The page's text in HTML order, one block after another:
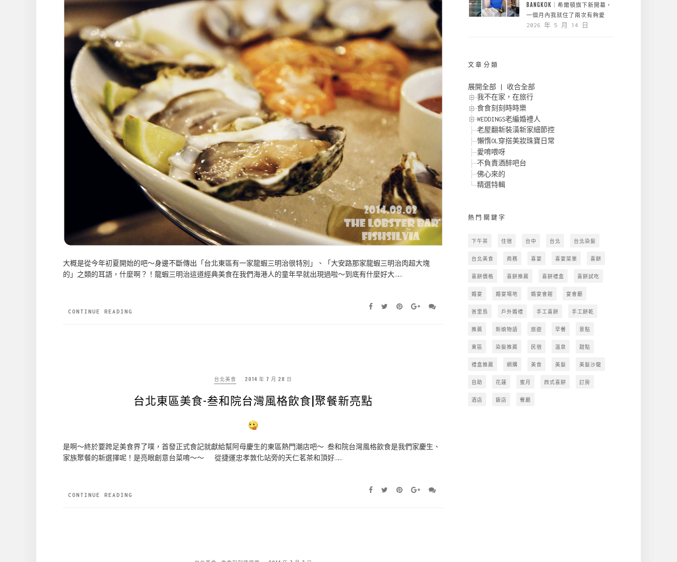
大概是從今年初夏開始的吧～身邊不斷傳出「台北東區有一家龍蝦三明治很特別」、「大安路那家龍蝦三明治肉超大塊
的」之類的耳語，什麼啊？！龍蝦三明治這道經典美食在我們海港人的童年早就出現過啦～到底有什麼好大……
CONTINUE READING
台北美食 2014 年 7 月 28 日
台北東區美食-叁和院台灣風格飲食|聚餐新亮點
是啊～終於要跨足美食界了噗，首發正式食記就獻給幫阿母慶生的東區熱門潮店吧～ 叁和院台灣風格飲食是我們家慶生、
家族聚餐的新選擇呢！是亮眼創意台菜唷～～ 從捷運忠孝敦化站旁的天仁茗茶和頂好……
CONTINUE READING
BANGKOK｜希爾頓旗下新開幕，
一個月內我就住了兩次有夠愛
2026 年 5 月 14 日
文章分類
展開全部
收合全部
我不在家，在旅行
食食刻刻時時樂
WEDDINGS老編婚禮人
老屋翻新裝潢新家細節控
懶惰OL穿搭美妝珠寶日常
愛唷喂呀
不負責酒醉吧台
佛心來的
精選特輯
熱門關鍵字
下午茶 住宿 台中 台北 台北染髮
台北美食 商務 喜宴 喜宴菜單 喜餅
喜餅價格 喜餅推薦 喜餅禮盒 喜餅試吃
婚宴 婚宴場地 婚宴會館 宴會廳
峇里島 戶外婚禮 手工喜餅 手工餅乾
推薦 新娘物語 旅遊 早餐 景點
東區 染髮推薦 民宿 溫泉 甜點
禮盒推薦 網購 美食 美髮 美髮沙龍
自助 花蓮 蜜月 西式喜餅 訂房
酒店 飯店 餐廳